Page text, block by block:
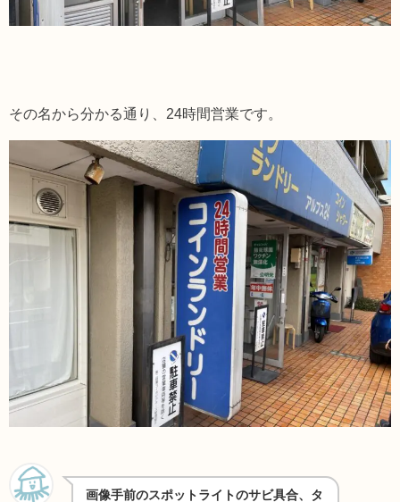
その名から分かる通り、24時間営業です。
画像手前のスポットライトのサビ具合、タ